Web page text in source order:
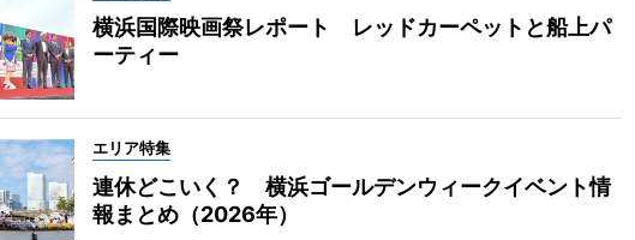
横浜国際映画祭レポート レッドカーペットと船上パ
ーティー
エリア特集
連休どこいく？ 横浜ゴールデンウィークイベント情
報まとめ（2026年）